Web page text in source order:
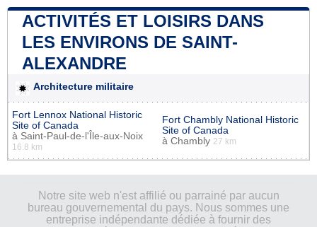
ACTIVITÉS ET LOISIRS DANS
LES ENVIRONS DE SAINT-
ALEXANDRE
Architecture militaire
Fort Lennox National Historic
Site of Canada
à Saint-Paul-de-l'Île-aux-Noix
16.8 km
Fort Chambly National Historic
Site of Canada
à Chambly 27 km
Notre site web n'est affilié ou parrainé par aucun
bureau gouvernemental du pays. Nous sommes une
entreprise indépendante dédiée à fournir des